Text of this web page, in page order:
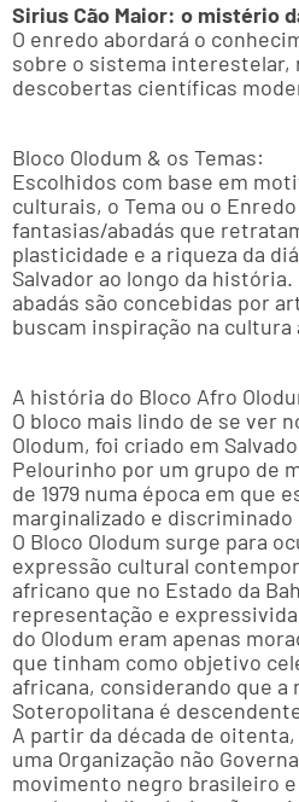
Sirius Cão Maior: o mistério
O enredo abordará o
sobre o sistema interestelar,
descobertas científicas
Bloco Olodum & os Temas:
Escolhidos com base em
culturais, o Tema ou o
fantasias/abadás que
plasticidade e a riqueza da
Salvador ao longo da
abadás são concebidas por
buscam inspiração na
A história do Bloco Afro
O bloco mais lindo de se ver
Olodum, foi criado em
Pelourinho por um grupo de
de 1979 numa época em que
marginalizado e discriminado
O Bloco Olodum surge para
expressão cultural
africano que no Estado da
representação e
do Olodum eram apenas
que tinham como objetivo
africana, considerando que a
Soteropolitana é
A partir da década de
uma Organização não
movimento negro brasileiro